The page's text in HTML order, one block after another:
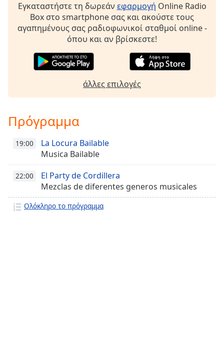
Εγκαταστήστε τη δωρεάν εφαρμογή Online Radio
Box στο smartphone σας και ακούστε τους
αγαπημένους σας ραδιοφωνικοί σταθμοί online -
όπου και αν βρίσκεστε!
άλλες επιλογές
Πρόγραμμα
19:00
La Locura Bailable
Musica Bailable
22:00
El Party de Cordillera
Mezclas de diferentes generos musicales
Ολόκληρο το πρόγραμμα